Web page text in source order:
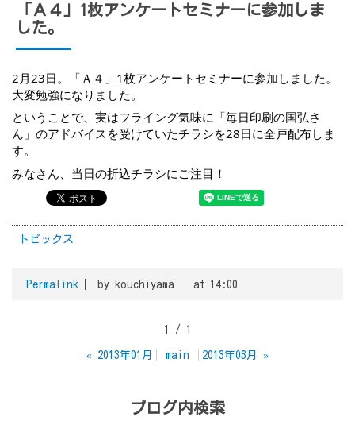
「Ａ４」1枚アンケートセミナーに参加しま
した。
2月23日。「Ａ４」1枚アンケートセミナーに参加しました。
大変勉強になりました。
ということで、実はフライング気味に「毎日印刷の国弘さ
ん」のアドバイスを受けていたチラシを28日に全戸配布しま
す。
みなさん、当日の折込チラシにご注目！
トピックス
Permalink by kouchiyama at 14:00
1 / 1
« 2013年01月 main 2013年03月 »
ブログ内検索